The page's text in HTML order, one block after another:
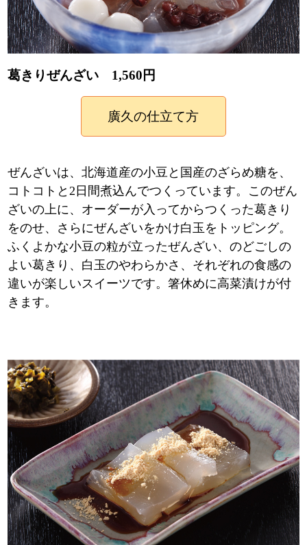
葛きりぜんざい 1,560円
廣久の仕立て方
ぜんざいは、北海道産の小豆と国産のざらめ糖を、
コトコトと2日間煮込んでつくっています。このぜん
ざいの上に、オーダーが入ってからつくった葛きり
をのせ、さらにぜんざいをかけ白玉をトッピング。
ふくよかな小豆の粒が立ったぜんざい、のどごしの
よい葛きり、白玉のやわらかさ、それぞれの食感の
違いが楽しいスイーツです。箸休めに高菜漬けが付
きます。